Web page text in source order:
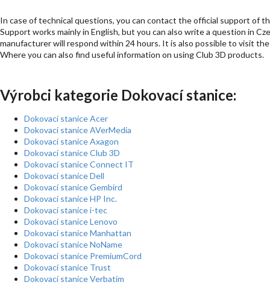
In case of technical questions, you can contact the official support of
Support works mainly in English, but you can also write a question in
manufacturer will respond within 24 hours. It is also possible to visit
Where you can also find useful information on using Club 3D products.
Výrobci kategorie Dokovací stanice:
Dokovací stanice Acer
Dokovací stanice AVerMedia
Dokovací stanice Axagon
Dokovací stanice Club 3D
Dokovací stanice Connect IT
Dokovací stanice Dell
Dokovací stanice Gembird
Dokovací stanice HP Inc.
Dokovací stanice i-tec
Dokovací stanice Lenovo
Dokovací stanice Manhattan
Dokovací stanice NoName
Dokovací stanice PremiumCord
Dokovací stanice Trust
Dokovací stanice Verbatim